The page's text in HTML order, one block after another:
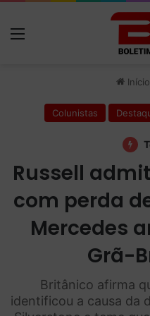
Início
Colunistas
Russell
com perda
Mercedes
Grã-
Britânico afirma
identificou a causa da